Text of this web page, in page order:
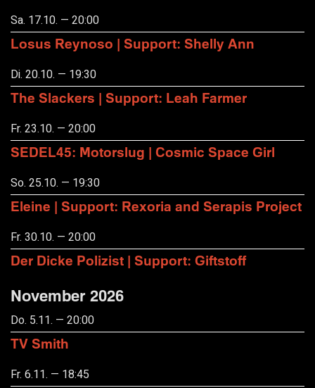
Sa. 17.10. — 20:00
Losus Reynoso | Support: Shelly Ann
Di. 20.10. — 19:30
The Slackers | Support: Leah Farmer
Fr. 23.10. — 20:00
SEDEL45: Motorslug | Cosmic Space Girl
So. 25.10. — 19:30
Eleine | Support: Rexoria and Serapis Project
Fr. 30.10. — 20:00
Der Dicke Polizist | Support: Giftstoff
November 2026
Do. 5.11. — 20:00
TV Smith
Fr. 6.11. — 18:45